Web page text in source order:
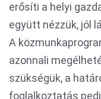
erősíti a helyi
együtt nézzük, jól
A
azonnali
szükségük, a
foglalkoztatás